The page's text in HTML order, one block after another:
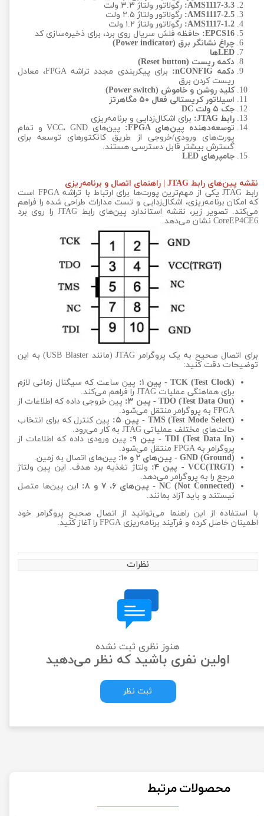
AMS1117-3.3: رگولاتور ولتاژ ۳.۳ ولت
AMS1117-2.5: رگولاتور ولتاژ ۲.۵ ولت
AMS1117-1.2: رگولاتور ولتاژ ۱.۲ ولت
EPCS16: حافظه فلش سریال روی برد، برای ذخیره‌سازی کد
چراغ نشانگر برق (Power indicator)
LEDها
دکمه ریست (Reset button)
دکمه nCONFIG:
برای پیکربندی مجدد تراشه FPGA، معادل
ریست کردن برق
کلید روشن و خاموش (Power switch)
اسیلاتور کریستالی فعال ۵۰ مگاهرتز
جک ۵ ولت DC
رابط JTAG:
برای اشکال‌زدایی و برنامه‌ریزی
توسعه‌دهنده پین‌های FPGA:
پین‌های VCC، GND و تمام
پورت‌های ورودی/خروجی از طریق کانکتورهای توسعه برای
گسترش بیشتر قابل دسترسی هستند.
جامپرهای LED
نقشه پین‌های رابط JTAG | راهنمای اتصال و برنامه‌ریزی
رابط JTAG یکی از مهم‌ترین پورت‌ها برای ارتباط با تراشه FPGA است
که امکان برنامه‌ریزی، اشکال‌زدایی و تست مدارات طراحی شده را فراهم
می‌کند. تصویر زیر، نقشه استاندارد پین‌های رابط JTAG را روی برد
CoreEP4CE6 نشان می‌دهد.
برای اتصال صحیح به یک پروگرامر JTAG (مانند USB Blaster) به این
توضیحات دقت کنید:
TCK (Test Clock) - پین ۱:
پین ساعت که سیگنال زمانی لازم
برای هماهنگی عملیات JTAG را فراهم می‌کند.
TDO (Test Data Out) - پین ۳:
پین خروجی داده که اطلاعات از
FPGA به پروگرامر منتقل می‌شود.
TMS (Test Mode Select) - پین ۵:
پین کنترل که برای انتخاب
حالت‌های مختلف عملیاتی JTAG به کار می‌رود.
TDI (Test Data In) - پین ۹:
پین ورودی داده که اطلاعات از
پروگرامر به FPGA منتقل می‌شود.
GND (Ground) - پین‌های ۲ و ۱۰:
پین‌های اتصال به زمین.
VCC(TRGT) - پین ۴:
ولتاژ تغذیه برد هدف. این پین ولتاژ
مرجع را به پروگرامر می‌دهد.
NC (Not Connected) - پین‌های ۶، ۷ و ۸:
این پین‌ها متصل
نیستند و باید آزاد بمانند.
با استفاده از این راهنما می‌توانید از اتصال صحیح پروگرامر خود
اطمینان حاصل کرده و فرآیند برنامه‌ریزی FPGA را آغاز کنید.
نظرات
هنوز نظری ثبت نشده
اولین نفری باشید که نظر می‌دهید
ثبت نظر
محصولات مرتبط